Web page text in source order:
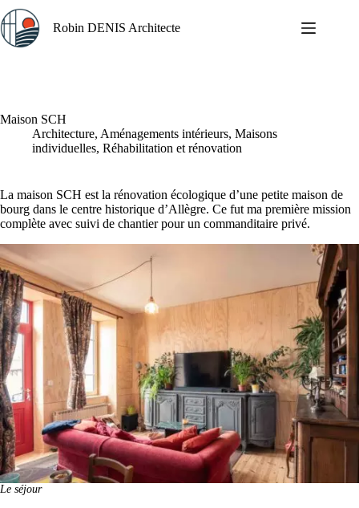
Passer
au
contenu
Robin DENIS Architecte
Maison SCH
Architecture, Aménagements intérieurs, Maisons
individuelles, Réhabilitation et rénovation
La maison SCH est la rénovation écologique d’une petite maison de
bourg dans le centre historique d’Allègre. Ce fut ma première mission
complète avec suivi de chantier pour un commanditaire privé.
Le séjour